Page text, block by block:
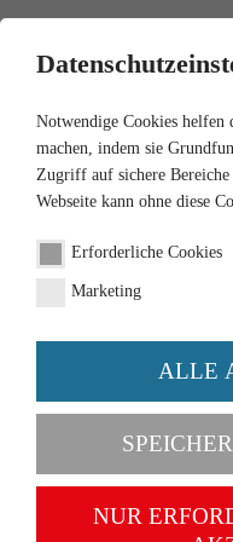
1:87
Set
Artikel-Nr. 099072
Notwendige Cookies helfen
machen, indem sie
Zugriff auf sichere
Webseite kann ohne diese
Erforderliche Cookies
Marketing
ALLE
NUR